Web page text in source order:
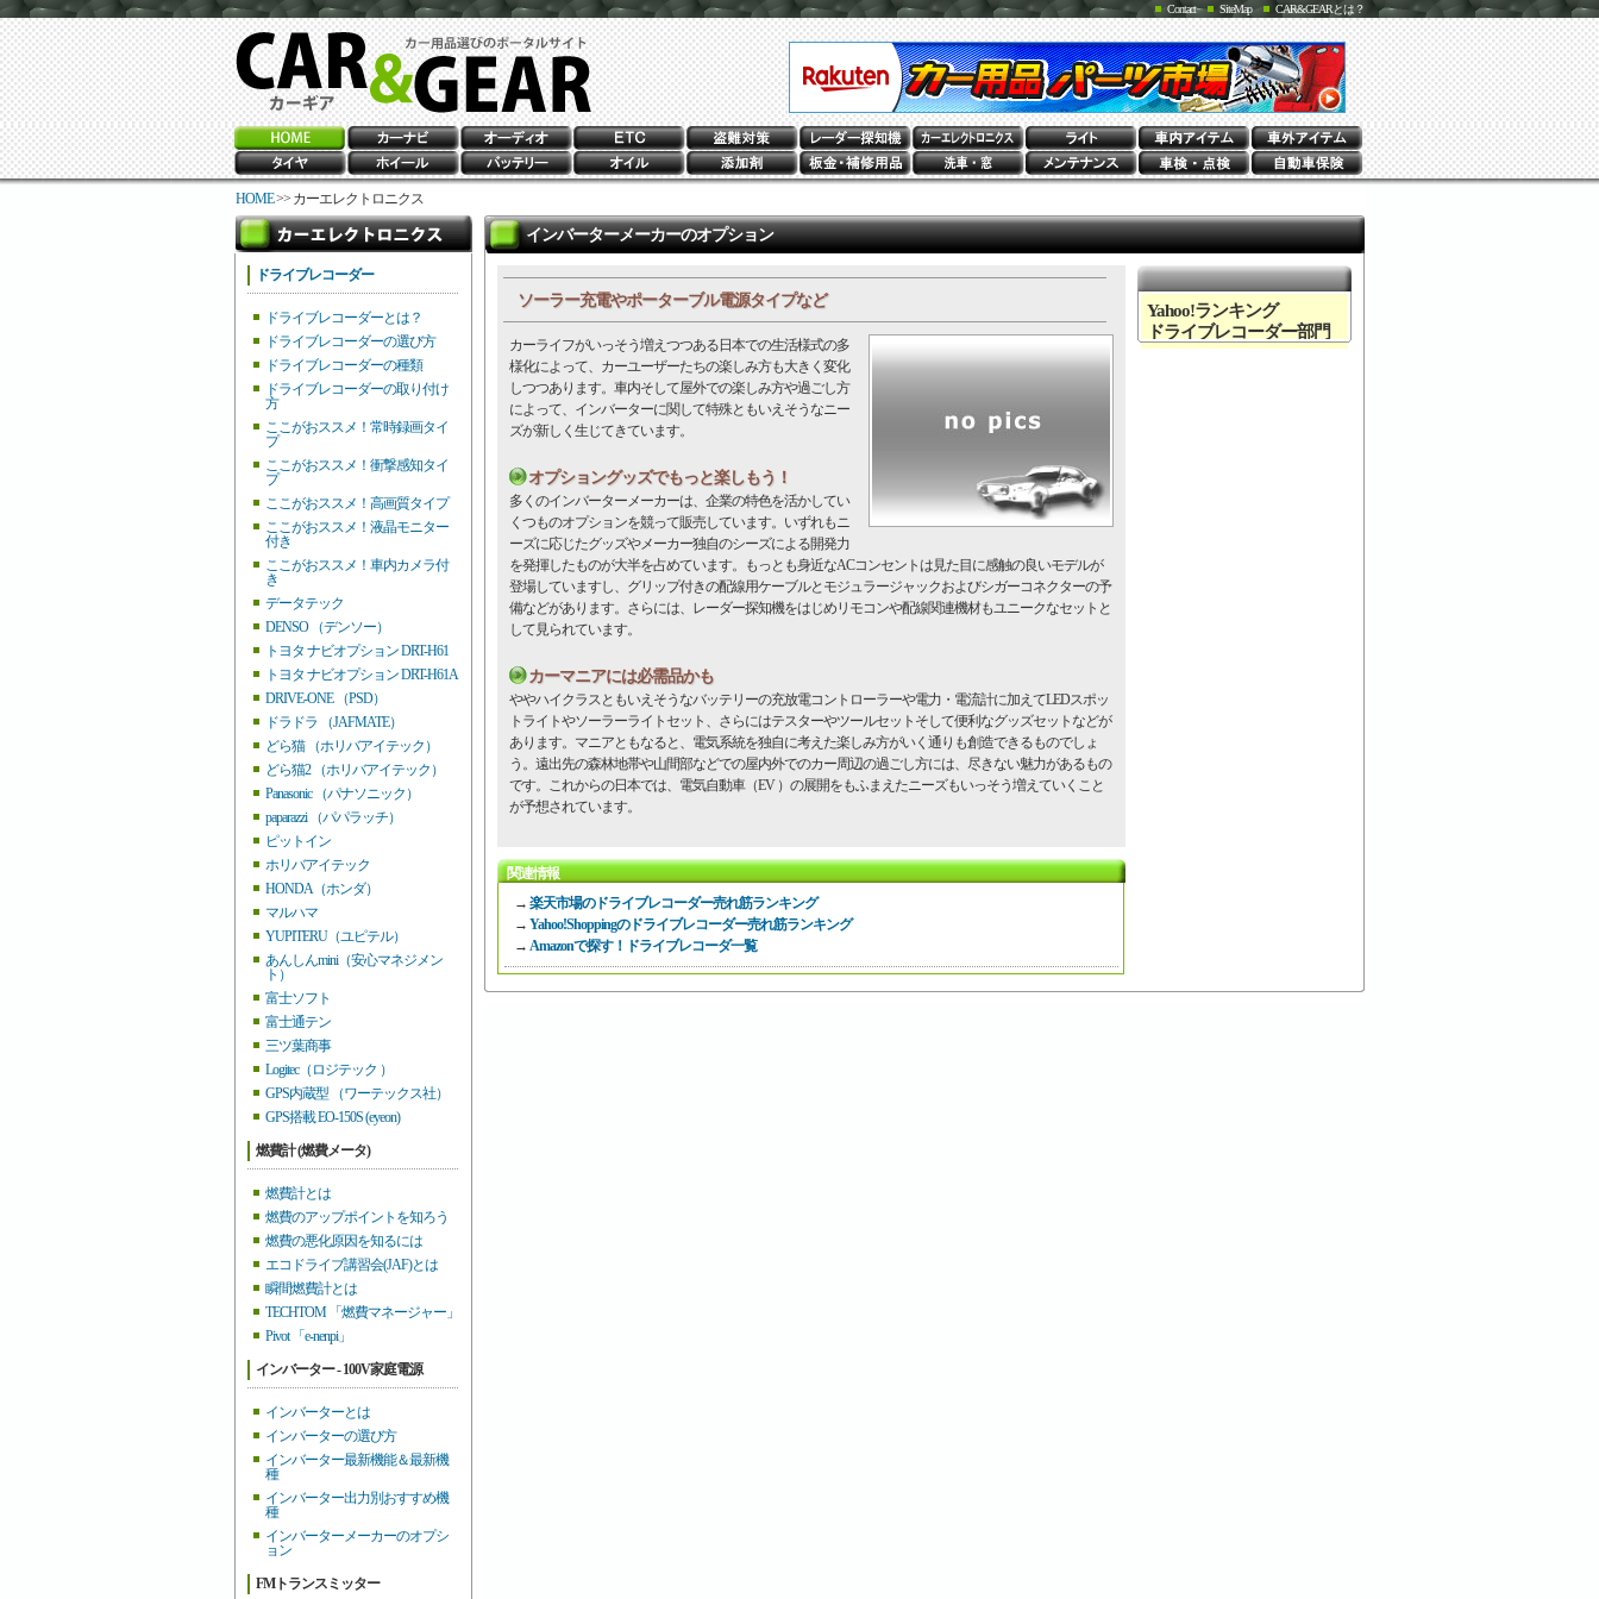
CAR&GEARとは？
SiteMap
Contact
HOME>> カーエレクトロニクス
ドライブレコーダー
ドライブレコーダーとは？
ドライブレコーダーの選び方
ドライブレコーダーの種類
ドライブレコーダーの取り付け
方
ここがおススメ！常時録画タイ
プ
ここがおススメ！衝撃感知タイ
プ
ここがおススメ！高画質タイプ
ここがおススメ！液晶モニター
付き
ここがおススメ！車内カメラ付
き
データテック
DENSO （デンソー）
トヨタ ナビオプション DRT-H61
トヨタ ナビオプション DRT-H61A
DRIVE-ONE （PSD）
ドラドラ （JAFMATE）
どら猫 （ホリバアイテック）
どら猫2 （ホリバアイテック）
Panasonic （パナソニック）
paparazzi （パパラッチ）
ピットイン
ホリバアイテック
HONDA（ホンダ）
マルハマ
YUPITERU（ユピテル）
あんしんmini（安心マネジメン
ト）
富士ソフト
富士通テン
三ツ葉商事
Logitec（ロジテック ）
GPS内蔵型 （ワーテックス社）
GPS搭載 EO-150S (eyeon)
燃費計 (燃費メータ)
燃費計とは
燃費のアップポイントを知ろう
燃費の悪化原因を知るには
エコドライブ講習会(JAF)とは
瞬間燃費計とは
TECHTOM 「燃費マネージャー」
Pivot 「e-nenpi」
インバーター - 100V家庭電源
インバーターとは
インバーターの選び方
インバーター最新機能＆最新機
種
インバーター出力別おすすめ機
種
インバーターメーカーのオプシ
ョン
FMトランスミッター
インバーターメーカーのオプション
ソーラー充電やポーターブル電源タイプなど
カーライフがいっそう増えつつある日本での生活様式の多
様化によって、カーユーザーたちの楽しみ方も大きく変化
しつつあります。車内そして屋外での楽しみ方や過ごし方
によって、インバーターに関して特殊ともいえそうなニー
ズが新しく生じてきています。
オプショングッズでもっと楽しもう！
多くのインバーターメーカーは、企業の特色を活かしてい
くつものオプションを競って販売しています。いずれもニ
ーズに応じたグッズやメーカー独自のシーズによる開発力
を発揮したものが大半を占めています。もっとも身近なACコンセントは見た目に感触の良いモデルが
登場していますし、グリップ付きの配線用ケーブルとモジュラージャックおよびシガーコネクターの予
備などがあります。さらには、レーダー探知機をはじめリモコンや配線関連機材もユニークなセットと
して見られています。
カーマニアには必需品かも
ややハイクラスともいえそうなバッテリーの充放電コントローラーや電力・電流計に加えてLEDスポッ
トライトやソーラーライトセット、さらにはテスターやツールセットそして便利なグッズセットなどが
あります。マニアともなると、電気系統を独自に考えた楽しみ方がいく通りも創造できるものでしょ
う。遠出先の森林地帯や山間部などでの屋内外でのカー周辺の過ごし方には、尽きない魅力があるもの
です。これからの日本では、電気自動車（EV ）の展開をもふまえたニーズもいっそう増えていくこと
が予想されています。
関連情報
→ 楽天市場のドライブレコーダー売れ筋ランキング
→ Yahoo!Shoppingのドライブレコーダー売れ筋ランキング
→ Amazonで探す！ドライブレコーダ一覧
Yahoo!ランキング
ドライブレコーダー部門